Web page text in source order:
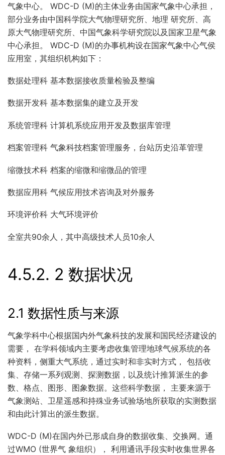
气象中心。 WDC-D (M)的主体业务由国家气象中心承担，
部分业务由中国科学院大气物理研究所、地理 研究所、高
原大气物理研究所、中国气象科学研究院以及国家卫星气象
中心承担。 WDC-D (M)的办事机构设在国家气象中心气侯
应用室，其组织机构如下：
数据处理科 基本数据接收质量检验及整编
数据开发科 基本数据集的建立及开发
系统管理科 计算机系统应用开发及数据库管理
档案管理科 气象科技档案管理服务，台站历史沿革管理
缩微技术科 档案的缩微和缩微品的管理
数据应用科 气候应用技术咨询及对外服务
环境评价科 大气环境评价
全室共90余人，其中高级技术人员10余人
4.5.2. 2 数据状况
2.1 数据性质与来源
气象学科中心根据国内外气象科技的发展和国民经济建设的
需要， 在学科领域内主要考虑收集管理地球气候系统的各
种资料，侧重大气系统，通过实时和非实时方式， 包括收
集、存储一系列观测、探测数据，以及统计推算派生的参
数、格点、图形、图象数据。这些科学数据， 主要来源于
气象测站、卫星遥感和持殊业务试验场地所获取的实测数据
和由此计算出的派生数据。
WDC-D (M)在国内外已形成自身的数据收集、交换网。通
过WMO (世界气 象组织）， 利用通讯手段实时收集世界各